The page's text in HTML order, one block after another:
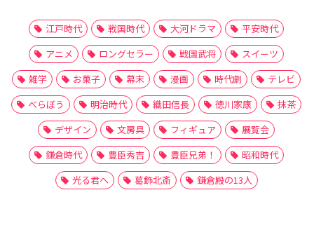
江戸時代 戦国時代 大河ドラマ
平安時代
アニメ
ロングセラー 戦国武将
スイーツ
雑学
お菓子 幕末 漫画 時代劇
テレビ
べらぼう
明治時代 織田信長 徳川家康
抹茶
デザイン
文房具 フィギュア
展覧会
鎌倉時代
豊臣秀吉 豊臣兄弟！
昭和時代
光る君へ
葛飾北斎 鎌倉殿の13人